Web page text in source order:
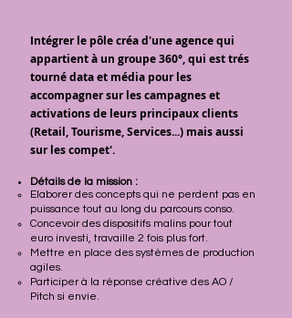
Intégrer le pôle créa d'une agence qui
appartient à un groupe 360°, qui est trés
tourné data et média pour les
accompagner sur les campagnes et
activations de leurs principaux clients
(Retail, Tourisme, Services...) mais aussi
sur les compet'.
Détails de la mission :
Elaborer des concepts qui ne perdent pas en
puissance tout au long du parcours conso.
Concevoir des dispositifs malins pour tout
euro investi, travaille 2 fois plus fort.
Mettre en place des systèmes de production
agiles.
Participer à la réponse créative des AO /
Pitch si envie.